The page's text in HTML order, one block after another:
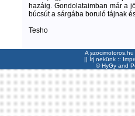
hazáig. Gondolataimban már a
búcsút a sárgába boruló tájnak
Tesho
A
|| Írj nekünk ::
©HyGyand